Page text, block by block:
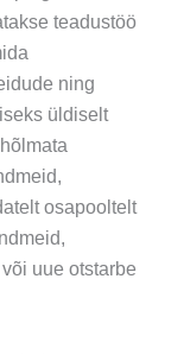
teadustöö
ning
üldiselt
osapooltelt
uue otstarbe